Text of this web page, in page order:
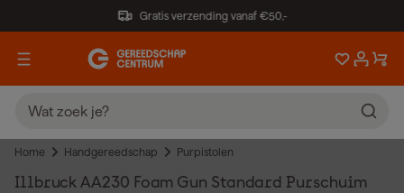
Gratis verzending vanaf €50,-
Home Handgereedschap Purpistolen
Illbruck AA230 Foam Gun Standard Purschuim